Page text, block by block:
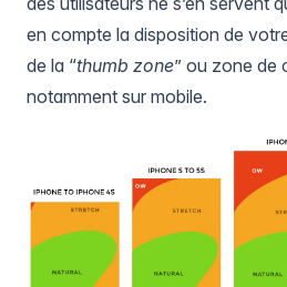
en compte la disposition de
de la “thumb zone” ou zone de
notamment sur mobile.